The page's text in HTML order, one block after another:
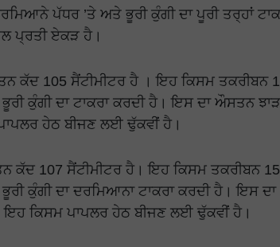
ਪੱਧਰ ’ਤੇ ਅਤੇ ਭੂਰੀ ਕੁੰਗੀ ਦਾ ਪੂਰੀ ਤਰ੍ਹਾਂ
ਪ੍ਰਤੀ ਏਕੜ ਹੈ।
ਕੱਦ 105 ਸੈਂਟੀਮੀਟਰ ਹੈ । ਇਹ ਕਿਸਮ ਤਕਰੀਬਨ
ਕੁੰਗੀ ਦਾ ਟਾਕਰਾ ਕਰਦੀ ਹੈ। ਇਸ ਦਾ ਔਸਤਨ ਝਾੜ
ਹੇਠ ਬੀਜਣ ਲਈ ਢੁੱਕਵੀਂ ਹੈ।
ਕੱਦ 107 ਸੈਂਟੀਮੀਟਰ ਹੈ। ਇਹ ਕਿਸਮ ਤਕਰੀਬਨ
ਕੁੰਗੀ ਦਾ ਦਰਮਿਆਨਾ ਟਾਕਰਾ ਕਰਦੀ ਹੈ। ਇਸ ਦਾ
ਕਿਸਮ ਪਾਪਲਰ ਹੇਠ ਬੀਜਣ ਲਈ ਢੁੱਕਵੀਂ ਹੈ।